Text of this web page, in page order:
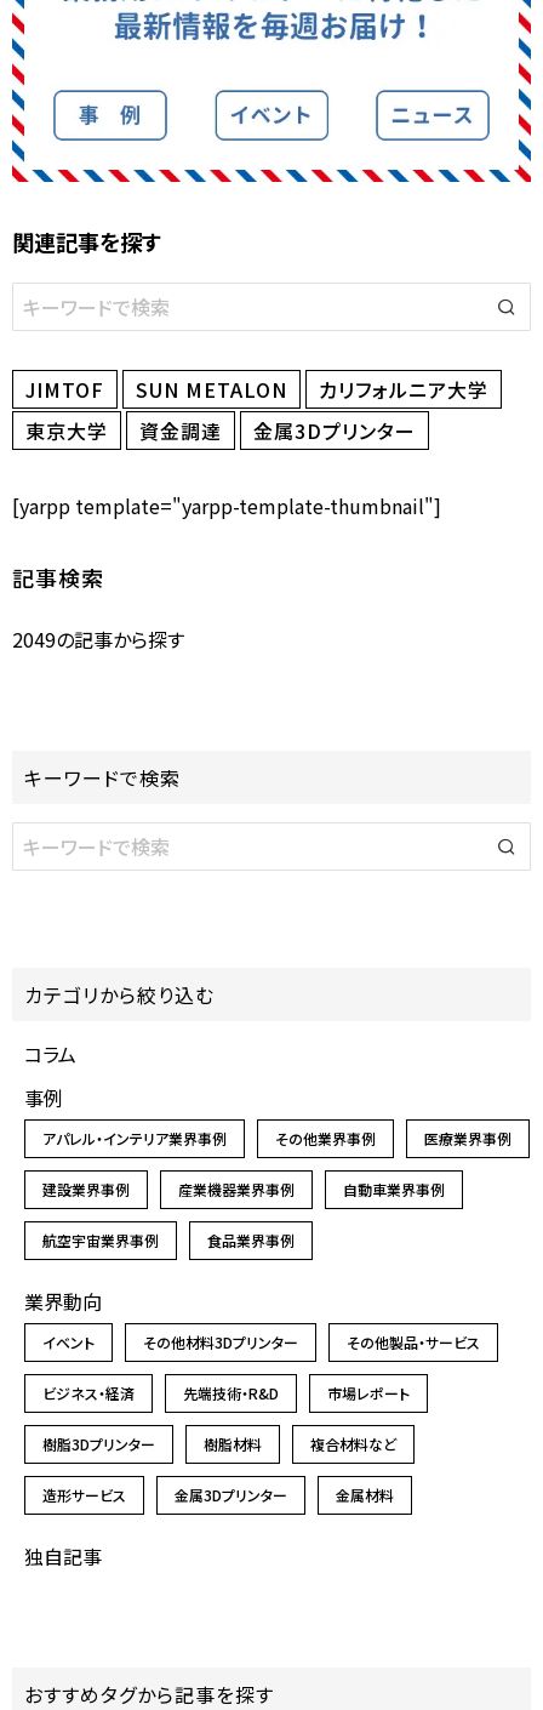
関連記事を探す
JIMTOF SUN METALON
カリフォルニア大学
東京大学
資金調達 金属3Dプリンター
[yarpp template="yarpp-template-thumbnail"]
記事検索
2049の記事から探す
キーワードで検索
カテゴリから絞り込む
コラム
事例
アパレル・インテリア業界事例 その他業界事例 医療業界事例
建設業界事例 産業機器業界事例 自動車業界事例
航空宇宙業界事例 食品業界事例
業界動向
イベント その他材料3Dプリンター その他製品・サービス
ビジネス・経済 先端技術・R&D 市場レポート
樹脂3Dプリンター 樹脂材料 複合材料など
造形サービス 金属3Dプリンター 金属材料
独自記事
おすすめタグから記事を探す